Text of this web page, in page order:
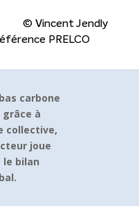
© Vincent Jendly
PRELCO
carbone
à
collective,
joue
le bilan